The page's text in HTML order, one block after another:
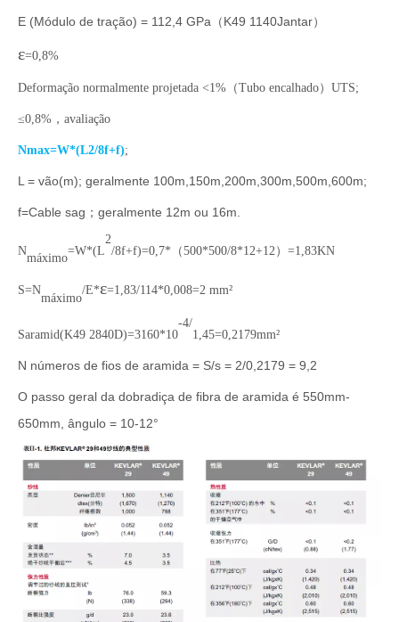
E (Módulo de tração) = 112,4 GPa（K49 1140Jantar）
ε=0,8%
Deformação normalmente projetada <1% （Tubo encalhado） UTS;
≤0,8% ， avaliação
Nmax=W*(L2/8f+f);
L = vão(m); geralmente 100m,150m,200m,300m,500m,600m;
f=Cable sag；geralmente 12m ou 16m.
N
máximo
=W*(L
2
/8f+f)=0,7*（500*500/8*12+12）=1,83KN
S=N
máximo
/E*ε=1,83/114*0,008=2 mm²
Saramid(K49 2840D)=3160*10
-4/
1,45=0,2179mm²
N números de fios de aramida = S/s = 2/0,2179 = 9,2
O passo geral da dobradiça de fibra de aramida é 550mm-
650mm, ângulo = 10-12°